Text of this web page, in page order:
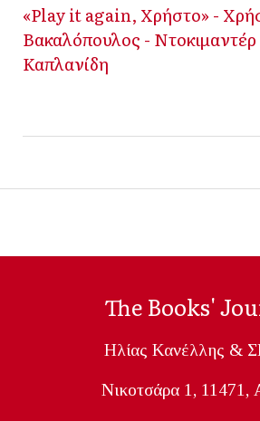
«Play it again, Χρήστο» -
Βακαλόπουλος -
Καπλανίδη
The Books'
Ηλίας Κανέλλης &
Nικοτσάρα 1, 11471,